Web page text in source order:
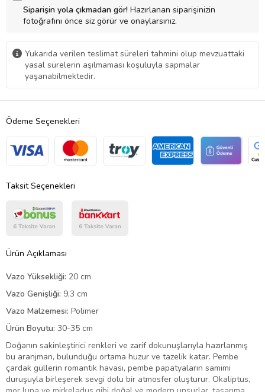
Siparişin yola çıkmadan gör! Hazırlanan siparişinizin
fotoğrafını önce siz görür ve onaylarsınız.
Yukarıda verilen teslimat süreleri tahmini olup mevzuattaki
yasal sürelerin aşılmaması koşuluyla sapmalar
yaşanabilmektedir.
Ödeme Seçenekleri
Taksit Seçenekleri
Ürün Açıklaması
Vazo Yüksekliği: 20 cm
Vazo Genişliği: 9,3 cm
Vazo Malzemesi: Polimer
Ürün Boyutu: 30-35 cm
Doğanın sakinleştirici renkleri ve zarif dokunuşlarıyla hazırlanmış
bu aranjman, bulunduğu ortama huzur ve tazelik katar. Pembe
çardak güllerin romantik havası, pembe papatyaların samimi
duruşuyla birleşerek sevgi dolu bir atmosfer oluşturur. Okaliptus,